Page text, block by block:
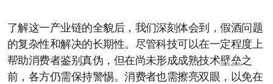
了解这一产业链的全貌后，我们深刻体会到，假酒问题
的复杂性和解决的长期性。尽管科技可以在一定程度上
帮助消费者鉴别真伪，但在尚未形成成熟技术壁垒之
前，各方仍需保持警惕。消费者也需擦亮双眼，以免在